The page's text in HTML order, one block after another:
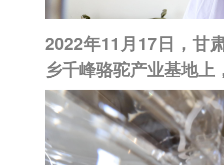
2022年11月17日，甘
乡千峰骆驼产业基地